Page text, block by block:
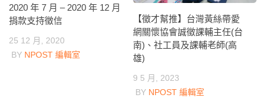
2020 年 7 月 – 2020 年 12 月
捐款支持徵信
25 12 月, 2020
BY NPOST 編輯室
【徵才幫推】台灣黃絲帶愛
網關懷協會誠徵課輔主任(台
南)、社工員及課輔老師(高
雄)
9 5 月, 2023
BY NPOST 編輯室